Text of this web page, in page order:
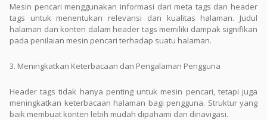
Mesin pencari menggunakan informasi dari meta tags dan header
tags untuk menentukan relevansi dan kualitas halaman. Judul
halaman dan konten dalam header tags memiliki dampak signifikan
pada penilaian mesin pencari terhadap suatu halaman.
3. Meningkatkan Keterbacaan dan Pengalaman Pengguna
Header tags tidak hanya penting untuk mesin pencari, tetapi juga
meningkatkan keterbacaan halaman bagi pengguna. Struktur yang
baik membuat konten lebih mudah dipahami dan dinavigasi.